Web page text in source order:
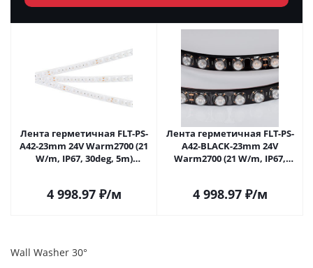
Лента герметичная FLT-PS-
A42-23mm 24V Warm2700 (21
W/m, IP67, 30deg, 5m)
4 998.97₽/м
Лента герметичная FLT-PS-
A42-BLACK-23mm 24V
Warm2700 (21 W/m, IP67,
4 998.97₽/м
Wall Washer 30°